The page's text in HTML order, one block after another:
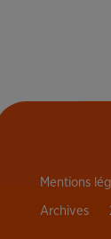
Mentions
Archives